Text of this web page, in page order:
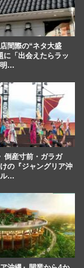
2026/6/5
員が「相席ブ
不正に発券、
…
2026/5/16
革コロッケ列
バズり、担当
…
2026/5/2
間際の“ネタ大盛
に「出会えたらラッ
明…
倒産寸前・ガラガ
の『ジャングリア沖
ル…